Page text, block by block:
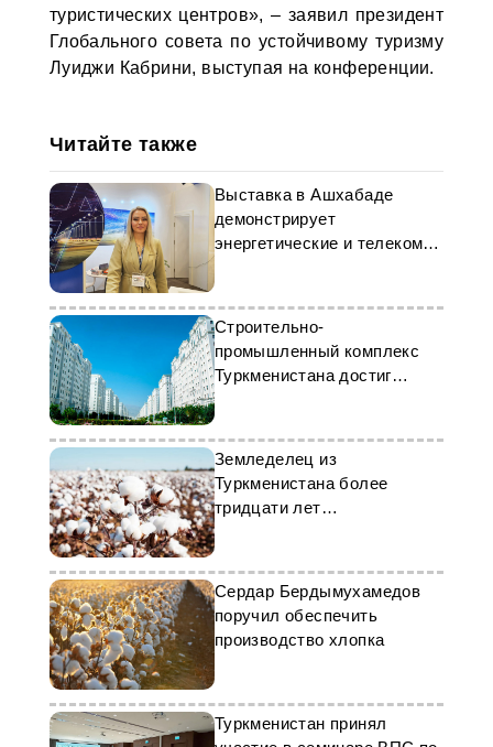
туристических центров», – заявил президент
Глобального совета по устойчивому туризму
Луиджи Кабрини, выступая на конференции.
Читайте также
Выставка в Ашхабаде
демонстрирует
энергетические и телеком-
Строительно-
промышленный комплекс
Туркменистана достиг
значительных успехов
Земледелец из
Туркменистана более
тридцати лет
демонстрирует высокую
урожайность
Сердар Бердымухамедов
поручил обеспечить
производство хлопка
Туркменистан принял